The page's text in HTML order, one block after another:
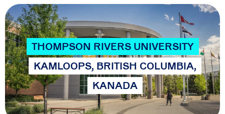
THOMPSON RIVERS UNIVERSITY
KAMLOOPS, BRITISH COLUMBIA,
KANADA